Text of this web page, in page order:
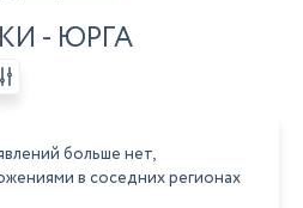
- ЮРГА
больше нет,
в соседних регионах